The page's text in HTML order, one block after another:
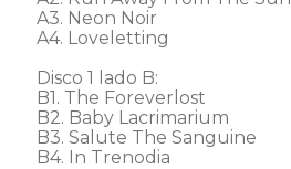
A3. Neon Noir
A4. Loveletting
Disco 1 lado B:
B1. The Foreverlost
B2. Baby Lacrimarium
B3. Salute The Sanguine
B4. In Trenodia